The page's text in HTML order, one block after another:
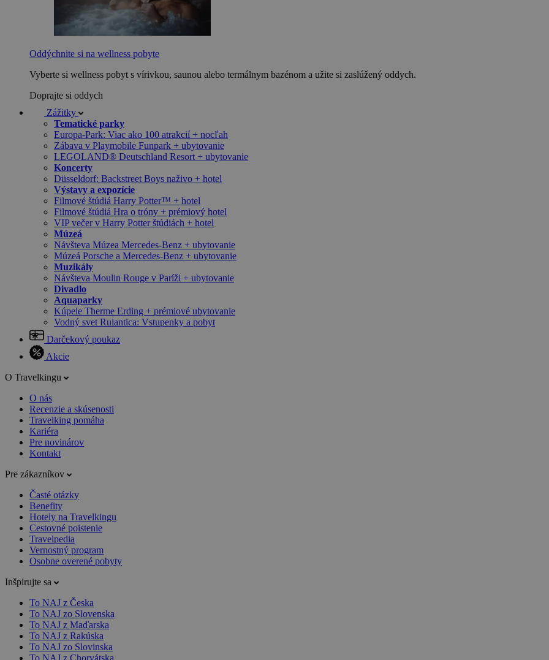
Oddýchnite si na wellness pobyte
Vyberte si wellness pobyt s vírivkou, saunou alebo termálnym bazénom a užite si zaslúžený oddych.
Doprajte si oddych
Zážitky
Tematické parky
Europa-Park: Viac ako 100 atrakcií + nocľah
Zábava v Playmobile Funpark + ubytovanie
LEGOLAND® Deutschland Resort + ubytovanie
Koncerty
Düsseldorf: Backstreet Boys naživo + hotel
Výstavy a expozície
Filmové štúdiá Harry Potter™ + hotel
Filmové štúdiá Hra o tróny + prémiový hotel
VIP večer v Harry Potter štúdiách + hotel
Múzeá
Návšteva Múzea Mercedes-Benz + ubytovanie
Múzeá Porsche a Mercedes-Benz + ubytovanie
Muzikály
Návšteva Moulin Rouge v Paríži + ubytovanie
Divadlo
Aquaparky
Kúpele Therme Erding + prémiové ubytovanie
Vodný svet Rulantica: Vstupenky a pobyt
Darčekový poukaz
Akcie
O Travelkingu
O nás
Recenzie a skúsenosti
Travelking pomáha
Kariéra
Pre novinárov
Kontakt
Pre zákazníkov
Časté otázky
Benefity
Hotely na Travelkingu
Cestovné poistenie
Travelpedia
Vernostný program
Osobne overené pobyty
Inšpirujte sa
To NAJ z Česka
To NAJ zo Slovenska
To NAJ z Maďarska
To NAJ z Rakúska
To NAJ zo Slovinska
To NAJ z Chorvátska